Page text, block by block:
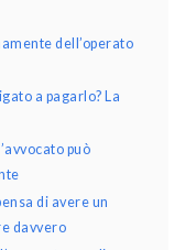
dell’operato
a pagarlo? La
può
di avere un
davvero